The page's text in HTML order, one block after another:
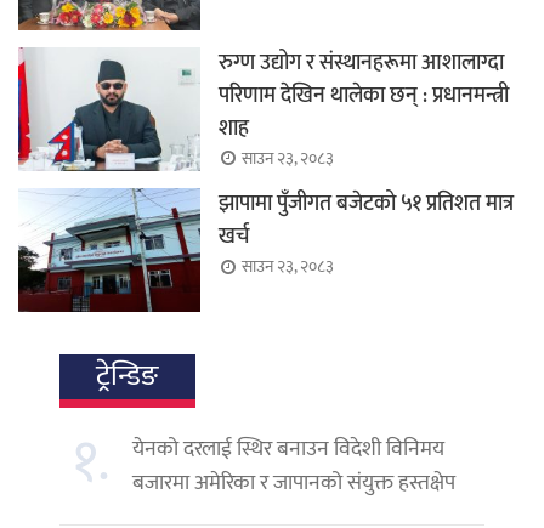
रुग्ण उद्योग र संस्थानहरूमा आशालाग्दा
परिणाम देखिन थालेका छन् : प्रधानमन्त्री
शाह
साउन २३, २०८३
झापामा पुँजीगत बजेटको ५१ प्रतिशत मात्र
खर्च
साउन २३, २०८३
ट्रेन्डिङ
१.
येनको दरलाई स्थिर बनाउन विदेशी विनिमय
बजारमा अमेरिका र जापानको संयुक्त हस्तक्षेप